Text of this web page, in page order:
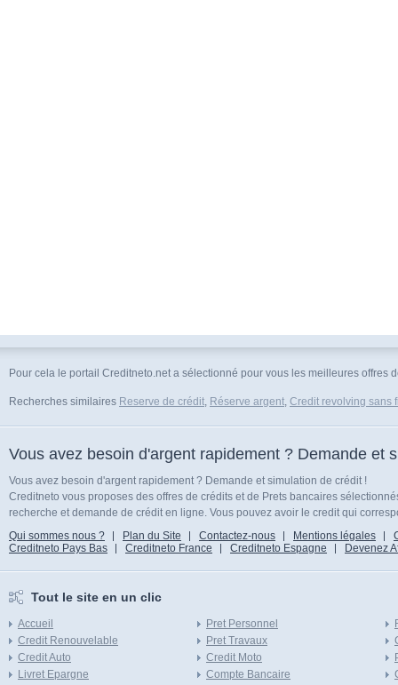
Pour cela le portail Creditneto.net a sélectionné pour vous les meilleures
Recherches similaires Reserve de crédit, Réserve argent, Credit revolving sans
Vous avez besoin d'argent rapidement ? Demande et
Vous avez besoin d'argent rapidement ? Demande et simulation de crédit !
Creditneto vous proposes des offres de crédits et de Prets bancaires
recherche et demande de crédit en ligne. Vous pouvez avoir le credit qui
Qui sommes nous ?
Plan du Site Contactez-nous Mentions légales
Creditneto Pays Bas
Creditneto France Creditneto Espagne Devenez
Tout le site en un clic
Accueil
Credit Renouvelable
Credit Auto
Livret Epargne
Pret Personnel
Pret Travaux
Credit Moto
Compte Bancaire